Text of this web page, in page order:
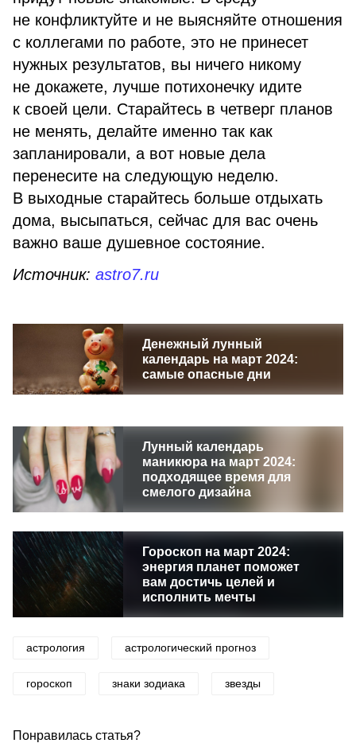
не конфликтуйте и не выясняйте отношения
с коллегами по работе, это не принесет
нужных результатов, вы ничего никому
не докажете, лучше потихонечку идите
к своей цели. Старайтесь в четверг планов
не менять, делайте именно так как
запланировали, а вот новые дела
перенесите на следующую неделю.
В выходные старайтесь больше отдыхать
дома, высыпаться, сейчас для вас очень
важно ваше душевное состояние.
Источник: astro7.ru
Денежный лунный
календарь на март 2024:
самые опасные дни
Лунный календарь
маникюра на март 2024:
подходящее время для
смелого дизайна
Гороскоп на март 2024:
энергия планет поможет
вам достичь целей и
исполнить мечты
астрология астрологический прогноз
гороскоп знаки зодиака звезды
Понравилась статья?